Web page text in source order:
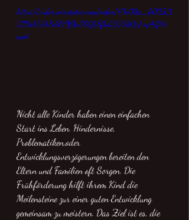
https://video.wixstatic.com/video/43e08a_b02511
329cb54b8e899f3e384f18fbd3/1080p/mp4/file.
mp4
Nicht alle Kinder haben einen einfachen
Start ins Leben. Hindernisse,
Problematiken,oder
Entwicklungsverzögerungen bereiten den
Eltern und Familien oft Sorgen. Die
Frühförderung hilft ihrem Kind die
Meilensteine zur einer guten Entwicklung
gemeinsam zu meistern. Das Ziel ist es, die